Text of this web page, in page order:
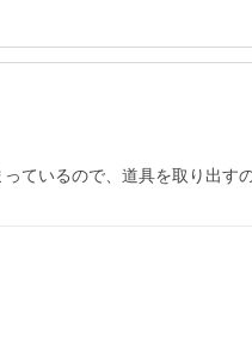
ているので、道具を取り出す